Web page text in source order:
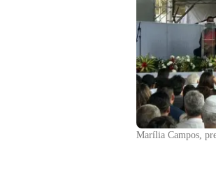
Marília Campos,